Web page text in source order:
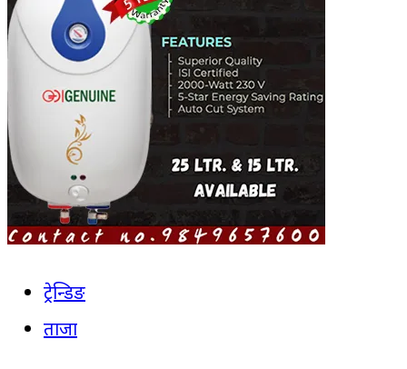
ट्रेन्डिङ
ताजा